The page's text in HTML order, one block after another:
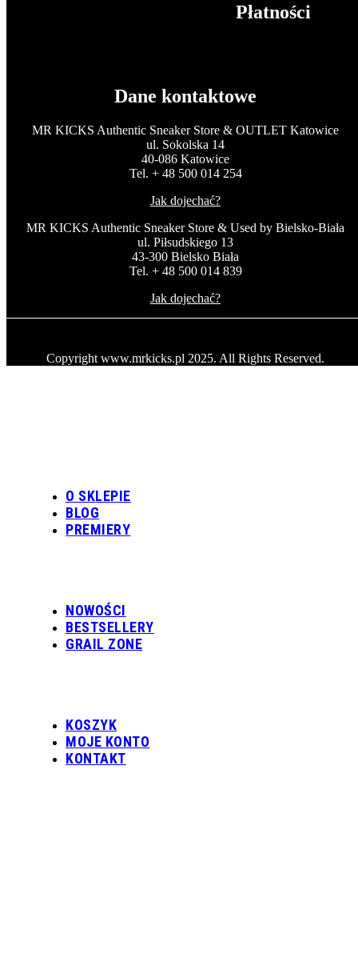
Płatności
Dane kontaktowe
MR KICKS Authentic Sneaker Store & OUTLET Katowice
ul. Sokolska 14
40-086 Katowice
Tel. + 48 500 014 254
Jak dojechać?
MR KICKS Authentic Sneaker Store & Used by Bielsko-Biała
ul. Piłsudskiego 13
43-300 Bielsko Biała
Tel. + 48 500 014 839
Jak dojechać?
Copyright www.mrkicks.pl 2025. All Rights Reserved.
O SKLEPIE
BLOG
PREMIERY
NOWOŚCI
BESTSELLERY
GRAIL ZONE
KOSZYK
MOJE KONTO
KONTAKT